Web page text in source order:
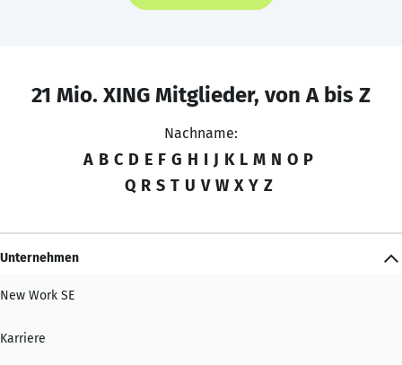
21 Mio. XING Mitglieder, von A bis Z
Nachname:
A B C D E F G H I J K L M N O P
Q R S T U V W X Y Z
Unternehmen
New Work SE
Karriere